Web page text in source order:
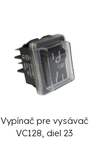
Vypínač pre vysávač
VC128, diel 23